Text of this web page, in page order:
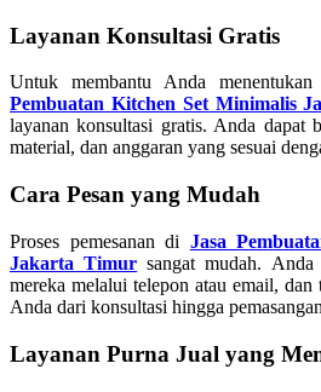
Layanan Konsultasi Gratis
Untuk membantu Anda
Pembuatan Kitchen Set Minimalis
layanan konsultasi gratis. Anda dapat
material, dan anggaran yang sesuai
Cara Pesan yang Mudah
Proses pemesanan di Jasa
Jakarta Timur sangat mudah.
mereka melalui telepon atau email, dan
Anda dari konsultasi hingga
Layanan Purna Jual yang